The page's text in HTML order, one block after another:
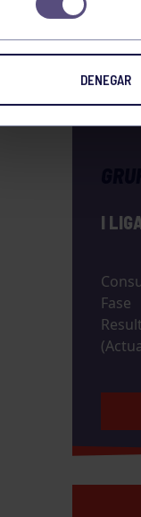
DENEGAR
Pádel
I
Fase